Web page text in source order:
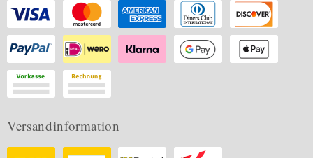
Versandinformation